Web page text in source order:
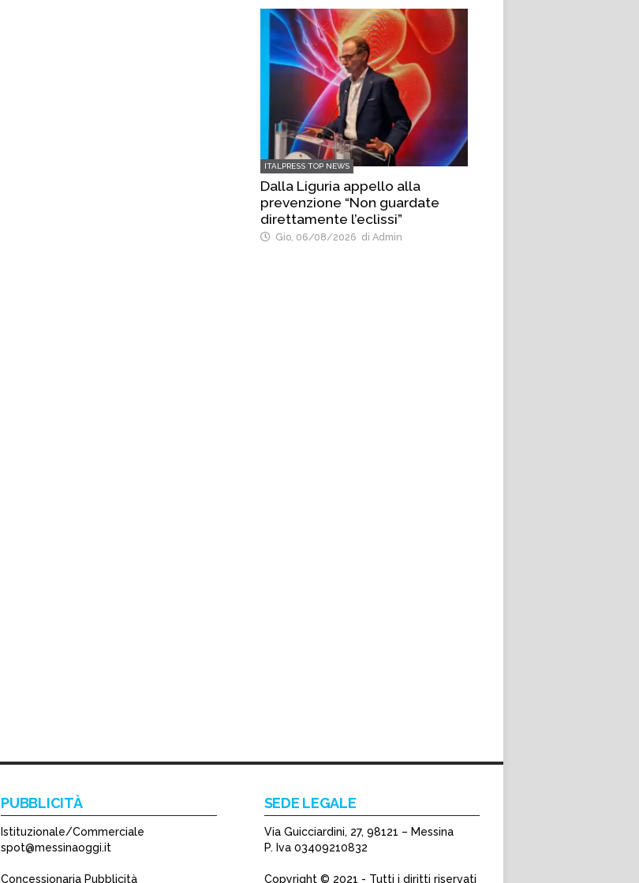
ITALPRESS TOP NEWS
Dalla Liguria appello alla
prevenzione “Non guardate
direttamente l’eclissi”
Gio, 06/08/2026 di Admin
PUBBLICITÀ
Istituzionale/Commerciale
spot@messinaoggi.it
Concessionaria Pubblicità
SEDE LEGALE
Via Guicciardini, 27, 98121 – Messina
P. Iva 03409210832
Copyright © 2021 - Tutti i diritti riservati